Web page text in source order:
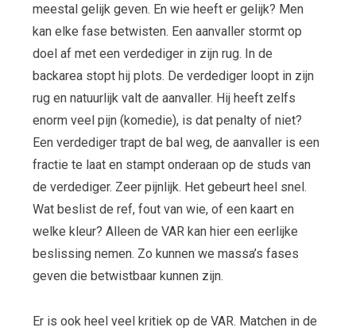
meestal gelijk geven. En wie heeft er gelijk? Men
kan elke fase betwisten. Een aanvaller stormt op
doel af met een verdediger in zijn rug. In de
backarea stopt hij plots. De verdediger loopt in zijn
rug en natuurlijk valt de aanvaller. Hij heeft zelfs
enorm veel pijn (komedie), is dat penalty of niet?
Een verdediger trapt de bal weg, de aanvaller is een
fractie te laat en stampt onderaan op de studs van
de verdediger. Zeer pijnlijk. Het gebeurt heel snel.
Wat beslist de ref, fout van wie, of een kaart en
welke kleur? Alleen de VAR kan hier een eerlijke
beslissing nemen. Zo kunnen we massa’s fases
geven die betwistbaar kunnen zijn.
Er is ook heel veel kritiek op de VAR. Matchen in de